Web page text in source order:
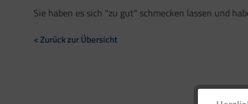
Sie haben es sich "zu gut" schmecken lassen und
< Zurück zur Übersicht